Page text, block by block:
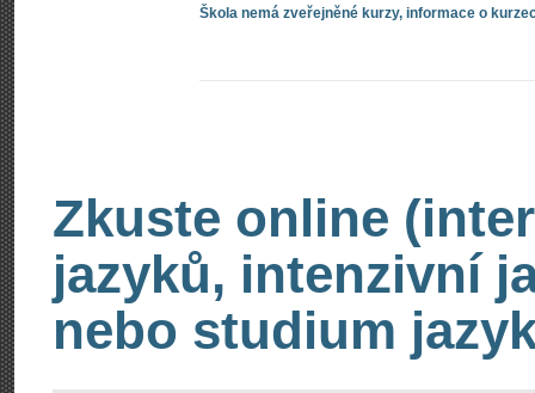
Škola nemá zveřejněné kurzy, informace o
Zkuste online
jazyků, intenzivní
nebo studium